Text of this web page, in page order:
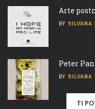
TI
Arte
BY SILVANA
Peter
BY SILVANA